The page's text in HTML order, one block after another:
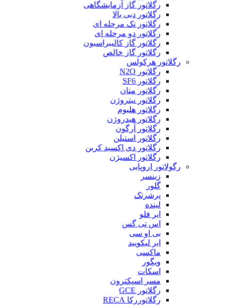
رگلاتور گاز آزمایشگاهی
رگلاتور دبی بالا
رگلاتور تک مرحله ای
رگلاتور دو مرحله ای
رگلاتور گاز کالیبراسیون
رگلاتور گاز خالص
رگلاتور هرکولس
رگلاتور N2O
رگلاتور SF6
رگلاتور متان
رگلاتور نیتروژن
رگلاتور هلیوم
رگلاتور هیدروژن
رگلاتور آرگون
رگلاتور استیلن
رگلاتور دی اکسید کربن
رگلاتور اکسیژن
رگولاتور اروپایی
زینسر
گلور
پرشرتک
لینده
ایر فلو
اس تی گس
بی او سی
ایر لیکویید
ماکسی
ویگور
اسکات
مسر اسپکترون
رگلاتور GCE
رگلاتوررکا RECA